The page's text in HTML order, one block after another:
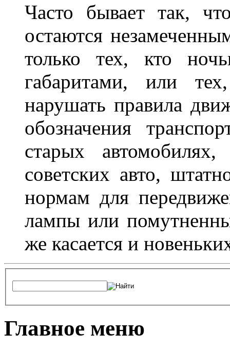
Часто бывает так,
остаются
только тех, кто
габаритами, или
нарушать правила
обозначения
старых
советских авто,
нормам для
лампы или
же касается и
Главное меню